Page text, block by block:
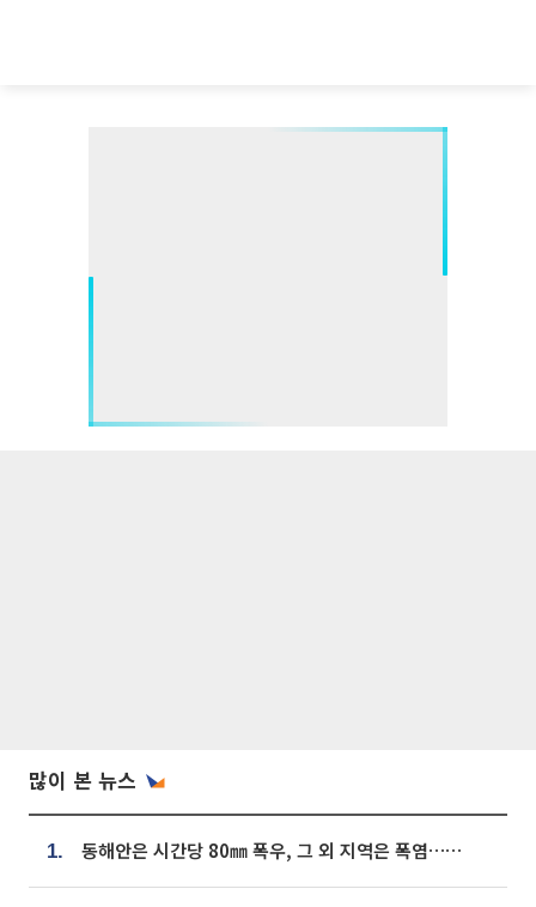
많이 본 뉴스
1. 동해안은 시간당 80㎜ 폭우, 그 외 지역은 폭염…‘극과 극 날씨’